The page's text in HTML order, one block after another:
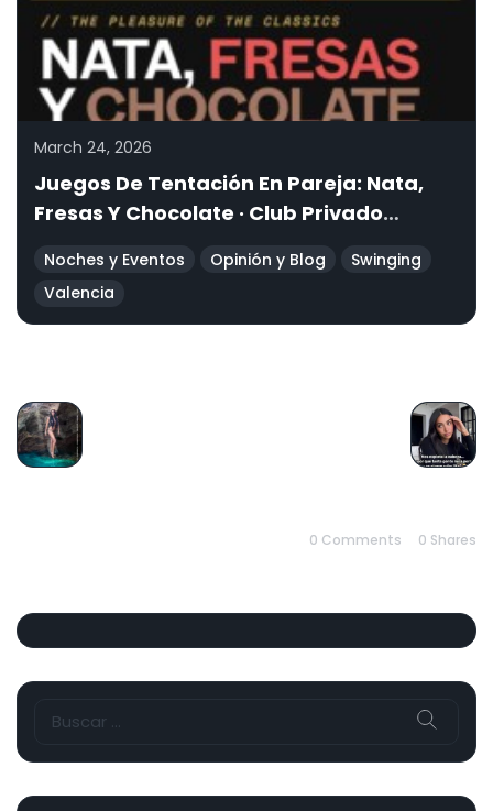
March 24, 2026
Juegos De Tentación En Pareja: Nata,
Fresas Y Chocolate · Club Privado
Noches y Eventos Opinión y Blog
Swinging
Valencia
0 Comments 0 Shares